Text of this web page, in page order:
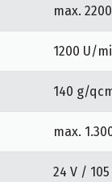
max.
1200 U/
140 g/
max.
24 V /